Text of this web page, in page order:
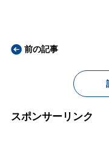
前の記事
スポンサーリンク